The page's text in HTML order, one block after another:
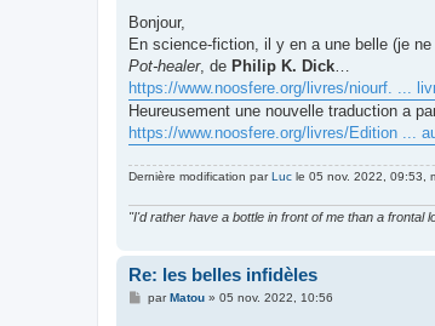
s
a
g
Bonjour,
En science-fiction, il y en a une belle (je
Pot-healer, de Philip K. Dick…
https://www.noosfere.org/livres/niourf. ...
Heureusement une nouvelle traduction a
https://www.noosfere.org/livres/Edition ...
Dernière modification parLuc le 05 nov. 2022, 09:53,
"I'd rather have a bottle in front of me than a frontal
Re: les belles infidèles
MparMatou» 05 nov. 2022, 10:56